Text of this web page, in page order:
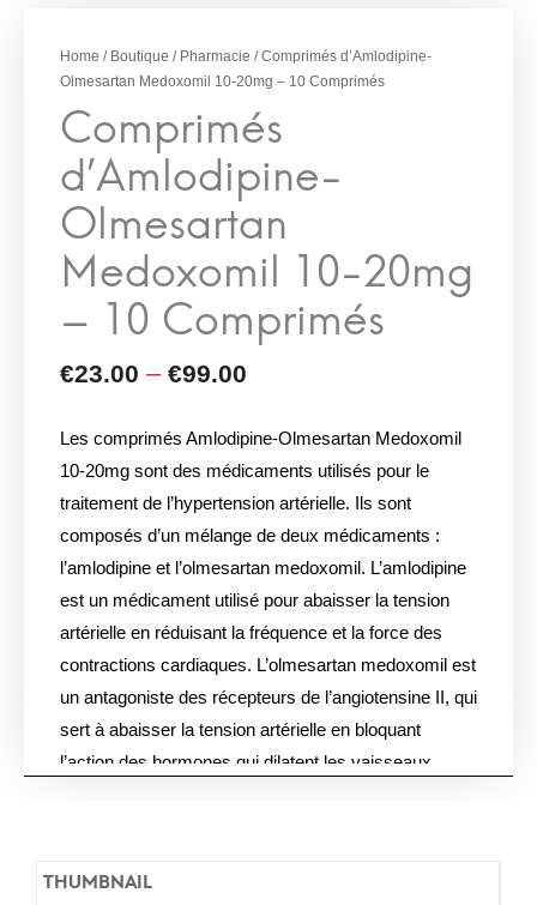
Home / Boutique / Pharmacie / Comprimés d’Amlodipine-
Olmesartan Medoxomil 10-20mg – 10 Comprimés
Medoxomil 10-20mg
– 10 Comprimés
Les comprimés Amlodipine-Olmesartan Medoxomil
10-20mg sont des médicaments utilisés pour le
traitement de l’hypertension artérielle. Ils sont
composés d’un mélange de deux médicaments :
l’amlodipine et l’olmesartan medoxomil. L’amlodipine
est un médicament utilisé pour abaisser la tension
artérielle en réduisant la fréquence et la force des
contractions cardiaques. L’olmesartan medoxomil est
un antagoniste des récepteurs de l’angiotensine II, qui
sert à abaisser la tension artérielle en bloquant
l’action des hormones qui dilatent les vaisseaux